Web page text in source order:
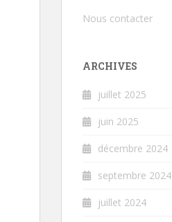
Nous contacter
ARCHIVES
juillet 2025
juin 2025
décembre 2024
septembre 2024
juillet 2024